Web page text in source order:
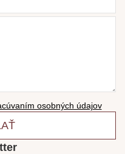
osobných údajov